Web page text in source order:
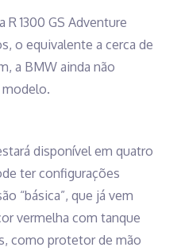
R 1300 GS Adventure
o equivalente a cerca de
a BMW ainda não
disponível em quatro
ter configurações
“básica”, que já vem
vermelha com tanque
como protetor de mão